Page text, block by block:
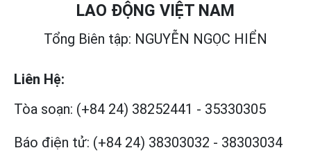
LAO ĐỘNG VIỆT NAM
Tổng Biên tập: NGUYỄN NGỌC HIỂN
Liên Hệ:
Tòa soạn: (+84 24) 38252441 - 35330305
Báo điện tử: (+84 24) 38303032 - 38303034